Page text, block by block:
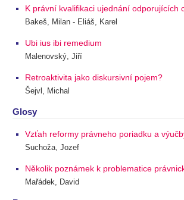
K právní kvalifikaci ujednání odporujících
Bakeš, Milan - Eliáš, Karel
Ubi ius ibi remedium
Malenovský, Jiří
Retroaktivita jako diskursivní pojem?
Šejvl, Michal
Glosy
Vzťah reformy právneho poriadku a
Suchoža, Jozef
Několik poznámek k problematice
Mařádek, David